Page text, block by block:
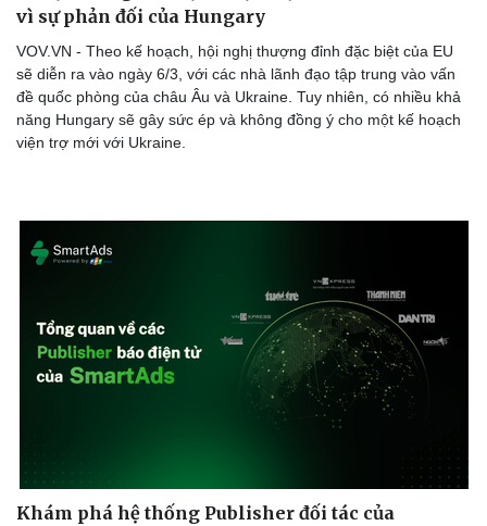
Doanh nghiệp
Thông tin doanh nghiệp
Doanh nghiệp 24h
Công nghệ
Sành điệu
vì sự phản đối của Hungary
VOV.VN - Theo kế hoạch, hội nghị thượng đỉnh đặc biệt của EU
sẽ diễn ra vào ngày 6/3, với các nhà lãnh đạo tập trung vào vấn
đề quốc phòng của châu Âu và Ukraine. Tuy nhiên, có nhiều khả
năng Hungary sẽ gây sức ép và không đồng ý cho một kế hoạch
viện trợ mới với Ukraine.
Khám phá hệ thống Publisher đối tác của